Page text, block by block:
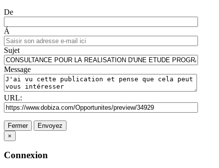
De
Á
Sujet
Message
URL:
Fermer
Envoyez
×
Connexion